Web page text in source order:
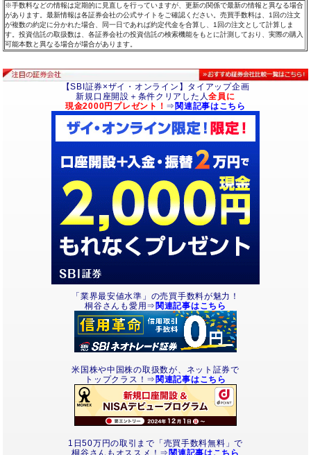
※手数料などの情報は定期的に見直しを行っていますが、更新の関係で最新の情報と異なる場合
があります。最新情報は各証券会社の公式サイトをご確認ください。売買手数料は、1回の注文
が複数の約定に分かれた場合、同一日であれば約定代金を合算し、1回の注文として計算しま
す。投資信託の取扱数は、各証券会社の投資信託の検索機能をもとに計測しており、実際の購入
可能本数と異なる場合が場合があります。
【SBI証券×ザイ・オンライン】タイアップ企画
新規口座開設＋条件クリアした人全員に
現金2000円プレゼント！ ⇒ 関連記事はこちら
「業界最安値水準」の売買手数料が魅力！
桐谷さんも愛用⇒ 関連記事はこちら
米国株や中国株の取扱数が、ネット証券で
トップクラス！⇒ 関連記事はこちら
1日50万円の取引まで「売買手数料無料」で